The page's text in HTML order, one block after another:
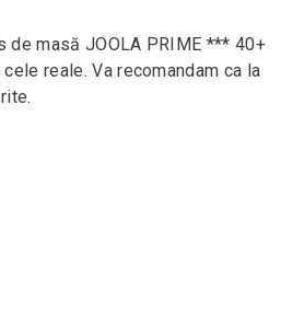
masă JOOLA PRIME *** 40+
reale. Va recomandam ca la